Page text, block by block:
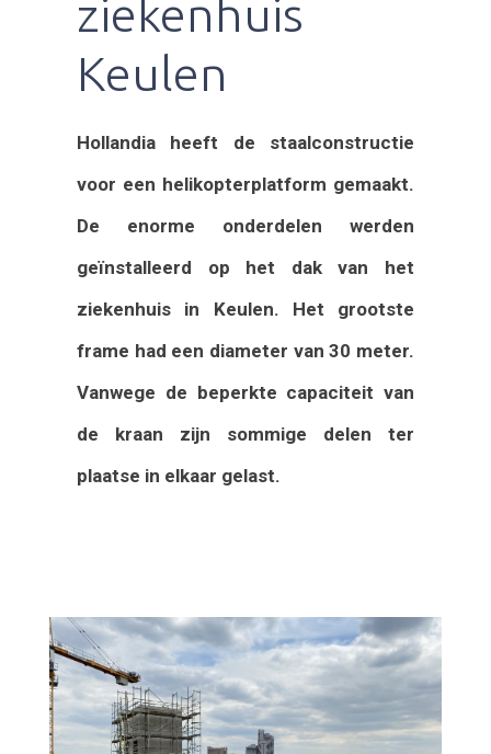
ziekenhuis
Keulen
Hollandia heeft de staalconstructie
voor een helikopterplatform gemaakt.
De enorme onderdelen werden
geïnstalleerd op het dak van het
ziekenhuis in Keulen. Het grootste
frame had een diameter van 30 meter.
Vanwege de beperkte capaciteit van
de kraan zijn sommige delen ter
plaatse in elkaar gelast.